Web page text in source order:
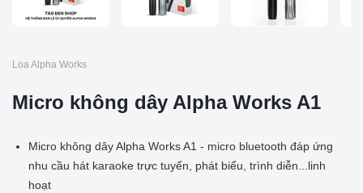
Loa Alpha Works
Micro không dây Alpha Works A1
Micro không dây Alpha Works A1 - micro bluetooth đáp ứng
nhu cầu hát karaoke trực tuyến, phát biểu, trình diễn...linh
hoạt